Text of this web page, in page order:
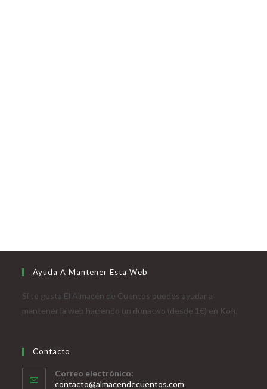
Ayuda A Mantener Esta Web
Si te gusta El Almacén de Cuentos puedes ayudar a
mantener la web haciendo un donativo (desde 1€) en Kofi.
Contacto
Correo electrónico:
contacto@almacendecuentos.com